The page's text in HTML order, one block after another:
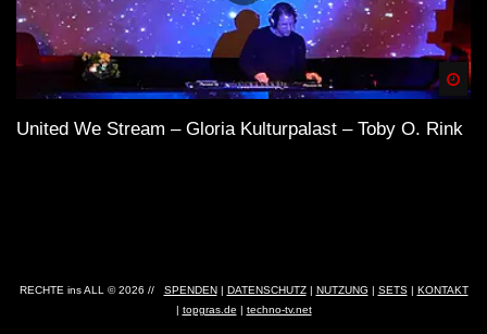
United We Stream – Gloria Kulturpalast – Toby O. Rink
RECHTE ins ALL © 2026 // SPENDEN| DATENSCHUTZ| NUTZUNG | SETS| KONTAKT
| topgras.de | techno-tv.net